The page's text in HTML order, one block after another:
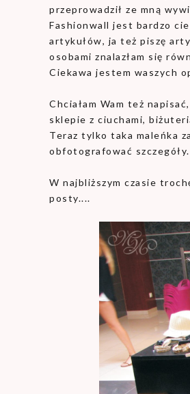
przeprowadził ze mną
Fashionwall jest bardzo
artykułów, ja też piszę
osobami znalazłam się
Ciekawa jestem waszych
Chciałam Wam też
sklepie z ciuchami,
Teraz tylko taka maleńka
obfotografować szczegóły.
W najbliższym czasie
posty....